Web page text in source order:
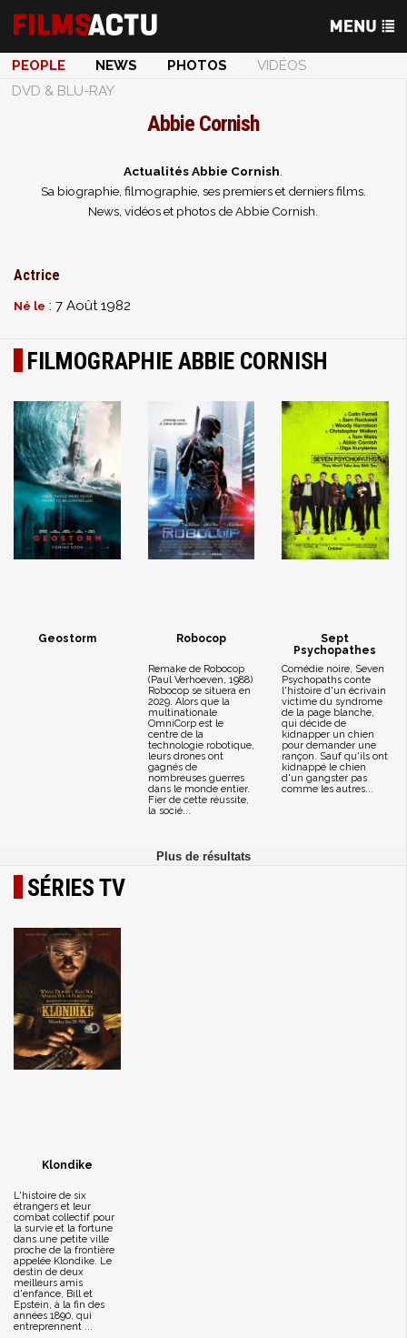
PEOPLE NEWS PHOTOS
VIDÉOS
DVD & BLU-RAY
Abbie Cornish
Actualités Abbie Cornish
Sa biographie, filmographie, ses premiers et derniers films.
News, vidéos et photos de Abbie Cornish.
Actrice
Né le : 7 Août 1982
FILMOGRAPHIE ABBIE CORNISH
Geostorm Robocop
Remake de Robocop
(Paul Verhoeven, 1988)
Robocop se situera en
2029. Alors que la
multinationale
OmniCorp est le
centre de la
technologie robotique,
leurs drones ont
gagnés de
nombreuses guerres
dans le monde entier.
Fier de cette réussite,
la socié...
Sept
Psychopathes
Comédie noire, Seven
Psychopaths conte
l'histoire d'un écrivain
victime du syndrome
de la page blanche,
qui décide de
kidnapper un chien
pour demander une
rançon. Sauf qu'ils ont
kidnappé le chien
d'un gangster pas
comme les autres...
SÉRIES TV
Klondike
L'histoire de six
étrangers et leur
combat collectif pour
la survie et la fortune
dans une petite ville
proche de la frontière
appelée Klondike. Le
destin de deux
meilleurs amis
d'enfance, Bill et
Epstein, à la fin des
années 1890, qui
entreprennent ...